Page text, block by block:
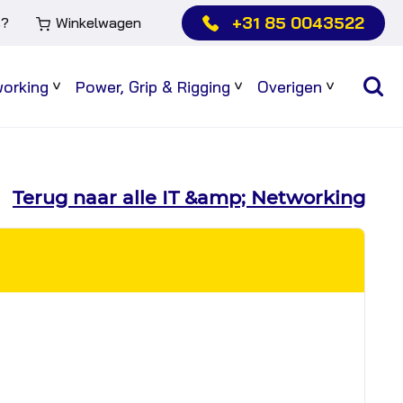
Winkelwagen +31 85 0043522
Sub
Power, Grip & Rigging
Sub
Overigen
Sub
Terug naar alle IT &amp; Networking